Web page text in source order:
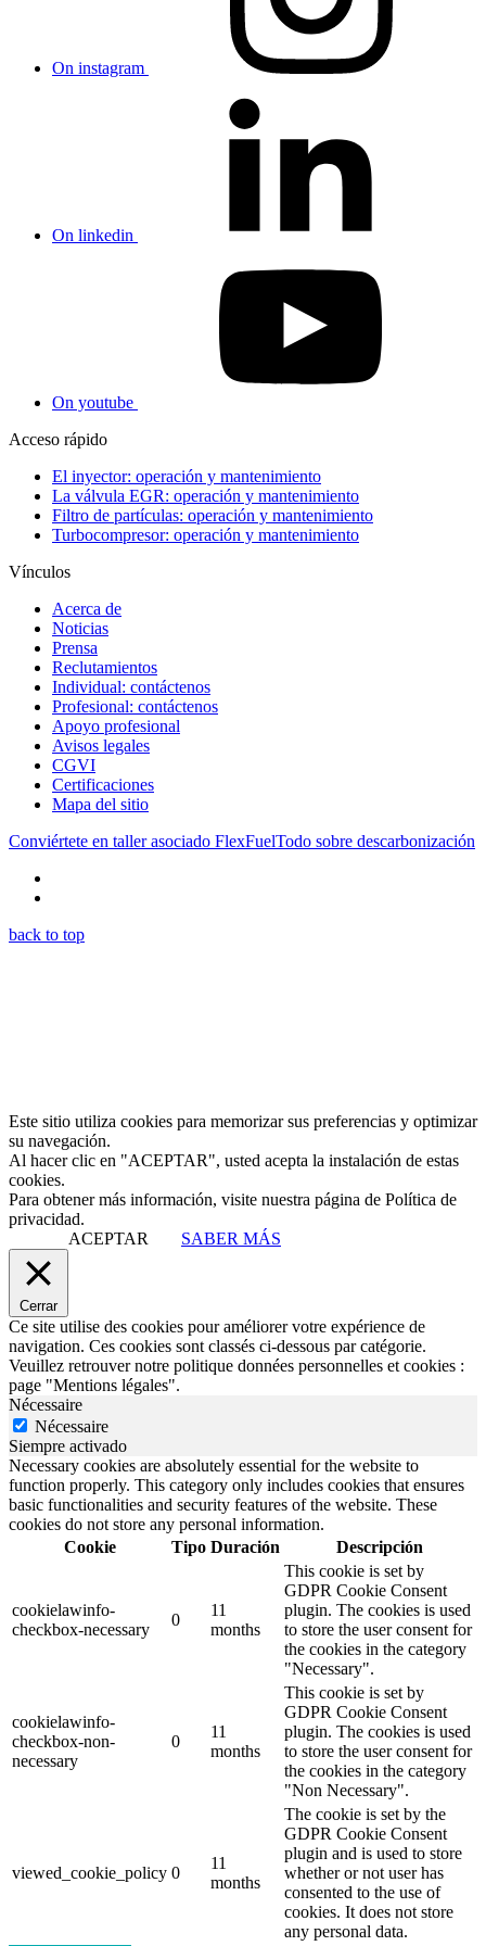
On instagram
On linkedin
On youtube
Acceso rápido
El inyector: operación y mantenimiento
La válvula EGR: operación y mantenimiento
Filtro de partículas: operación y mantenimiento
Turbocompresor: operación y mantenimiento
Vínculos
Acerca de
Noticias
Prensa
Reclutamientos
Individual: contáctenos
Profesional: contáctenos
Apoyo profesional
Avisos legales
CGVI
Certificaciones
Mapa del sitio
Conviértete en taller asociado FlexFuelTodo sobre descarbonización
back to top
Este sitio utiliza cookies para memorizar sus preferencias y optimizar
su navegación.
Al hacer clic en "ACEPTAR", usted acepta la instalación de estas
cookies.
Para obtener más información, visite nuestra página de Política de
privacidad.
ACEPTAR
SABER MÁS
Cerrar
Ce site utilise des cookies pour améliorer votre expérience de
navigation. Ces cookies sont classés ci-dessous par catégorie.
Veuillez retrouver notre politique données personnelles et cookies :
page "Mentions légales".
Nécessaire
Nécessaire
Siempre activado
Necessary cookies are absolutely essential for the website to
function properly. This category only includes cookies that ensures
basic functionalities and security features of the website. These
cookies do not store any personal information.
Cookie
Tipo Duración Descripción
cookielawinfo-
checkbox-necessary
0
11
months
This cookie is set by
GDPR Cookie Consent
plugin. The cookies is used
to store the user consent for
the cookies in the category
"Necessary".
cookielawinfo-
checkbox-non-
necessary
0
11
months
This cookie is set by
GDPR Cookie Consent
plugin. The cookies is used
to store the user consent for
the cookies in the category
"Non Necessary".
viewed_cookie_policy 0
11
months
The cookie is set by the
GDPR Cookie Consent
plugin and is used to store
whether or not user has
consented to the use of
cookies. It does not store
any personal data.